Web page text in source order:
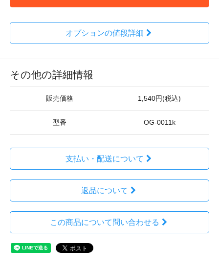
オプションの値段詳細
その他の詳細情報
販売価格 1,540円(税込)
型番 OG-0011k
支払い・配送について
返品について
この商品について問い合わせる